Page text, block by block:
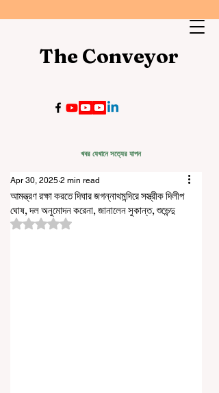
The Conveyor
খবর যেখানে সত্যের যাপন
আমন্ত্রণ রক্ষা করতে দিঘার জগন্নাথমন্দিরে সস্ত্রীক দিলীপ
ঘোষ, দল অনুমোদন করেনা, জানালেন সুকান্ত, শুভেন্দু
Apr 30, 2025 2 min read
Rated NaN out of 5 stars.